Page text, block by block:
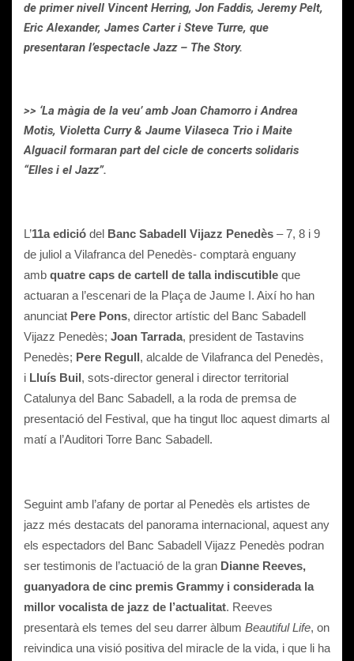
de primer nivell Vincent Herring, Jon Faddis, Jeremy Pelt,
Eric Alexander, James Carter i Steve Turre, que
presentaran l’espectacle Jazz – The Story.
>> ‘La màgia de la veu’ amb Joan Chamorro i Andrea
Motis, Violetta Curry & Jaume Vilaseca Trio i Maite
Alguacil formaran part del cicle de concerts solidaris
“Elles i el Jazz”.
L’11a edició del Banc Sabadell Vijazz Penedès – 7, 8 i 9
de juliol a Vilafranca del Penedès- comptarà enguany
amb quatre caps de cartell de talla indiscutible que
actuaran a l’escenari de la Plaça de Jaume I. Així ho han
anunciat Pere Pons, director artístic del Banc Sabadell
Vijazz Penedès; Joan Tarrada, president de Tastavins
Penedès; Pere Regull, alcalde de Vilafranca del Penedès,
i Lluís Buil, sots-director general i director territorial
Catalunya del Banc Sabadell, a la roda de premsa de
presentació del Festival, que ha tingut lloc aquest dimarts al
matí a l’Auditori Torre Banc Sabadell.
Seguint amb l’afany de portar al Penedès els artistes de
jazz més destacats del panorama internacional, aquest any
els espectadors del Banc Sabadell Vijazz Penedès podran
ser testimonis de l’actuació de la gran Dianne Reeves,
guanyadora de cinc premis Grammy i considerada la
millor vocalista de jazz de l’actualitat. Reeves
presentarà els temes del seu darrer àlbum Beautiful Life, on
reivindica una visió positiva del miracle de la vida, i que li ha